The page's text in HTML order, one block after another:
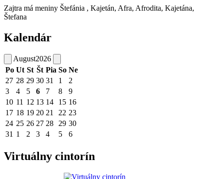
Zajtra má meniny Štefánia , Kajetán, Afra, Afrodita, Kajetána,
Štefana
Kalendár
August2026
Po Ut St Št Pia So Ne
27 28 29 30 31 1
2
3
4 5 6 7 8
9
10 11 12 13 14 15 16
17 18 19 20 21 22 23
24 25 26 27 28 29 30
31 1 2 3 4 5 6
Virtuálny cintorín